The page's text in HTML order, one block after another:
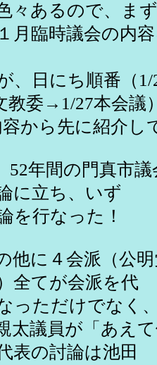
々あるので、ま
月臨時議会の内
、日にち順番（
教委→1/27本会議
容から先に紹介し
年間の門真市
に立ち、いず
を行なった！
に４会派（公明
全てが会派を代
っただけでなく
議員が「あえて
表の討論は池田